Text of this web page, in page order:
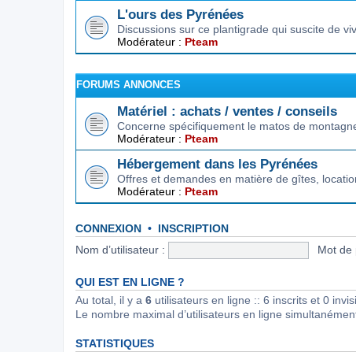
L'ours des Pyrénées
Discussions sur ce plantigrade qui suscite de
Modérateur : Pteam
FORUMS ANNONCES
Matériel : achats / ventes / conseils
Concerne spécifiquement le matos de
Modérateur : Pteam
Hébergement dans les Pyrénées
Offres et demandes en matière de gîtes,
Modérateur : Pteam
CONNEXION • INSCRIPTION
Nom d’utilisateur : Mot de
QUI EST EN LIGNE ?
Au total, il y a 6 utilisateurs en ligne :: 6 inscrits et 0
Le nombre maximal d’utilisateurs en ligne
STATISTIQUES